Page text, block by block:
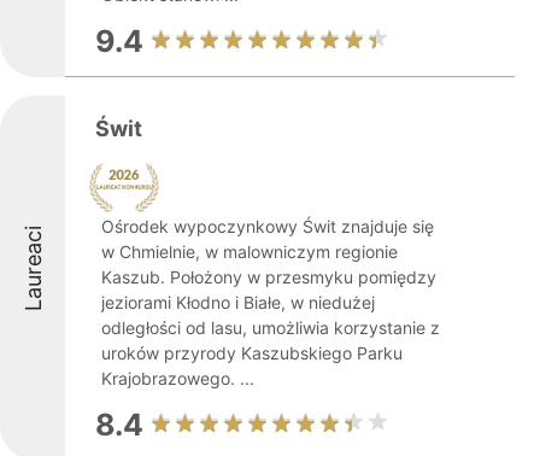
9.4
Laureaci
Świt
Ośrodek wypoczynkowy Świt znajduje się
w Chmielnie, w malowniczym regionie
Kaszub. Położony w przesmyku pomiędzy
jeziorami Kłodno i Białe, w niedużej
odległości od lasu, umożliwia korzystanie z
uroków przyrody Kaszubskiego Parku
Krajobrazowego. ...
8.4